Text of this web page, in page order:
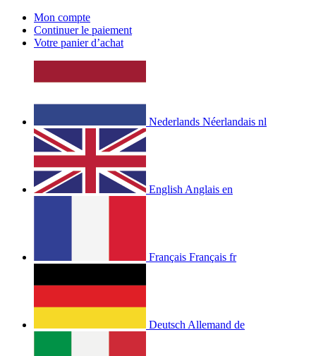
Mon compte
Continuer le paiement
Votre panier d’achat
Nederlands Néerlandais nl
English Anglais en
Français Français fr
Deutsch Allemand de